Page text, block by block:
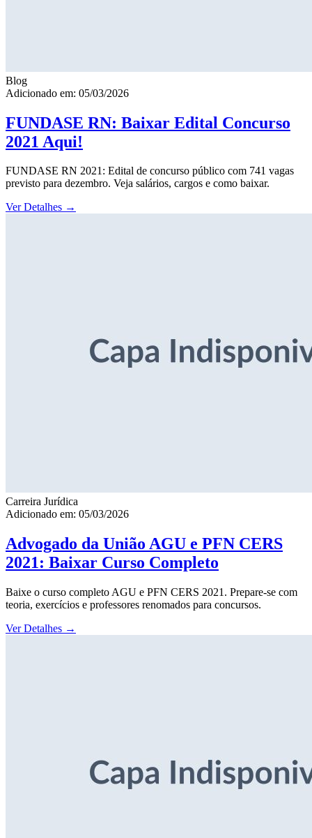
Blog
Adicionado em: 05/03/2026
FUNDASE RN: Baixar Edital Concurso
2021 Aqui!
FUNDASE RN 2021: Edital de concurso público com 741 vagas
previsto para dezembro. Veja salários, cargos e como baixar.
Ver Detalhes →
Carreira Jurídica
Adicionado em: 05/03/2026
Advogado da União AGU e PFN CERS
2021: Baixar Curso Completo
Baixe o curso completo AGU e PFN CERS 2021. Prepare-se com
teoria, exercícios e professores renomados para concursos.
Ver Detalhes →